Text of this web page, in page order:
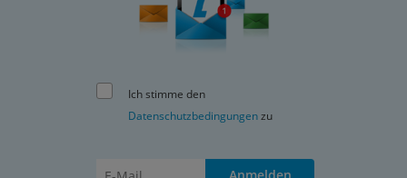
Ich stimme den
Datenschutzbedingungenzu